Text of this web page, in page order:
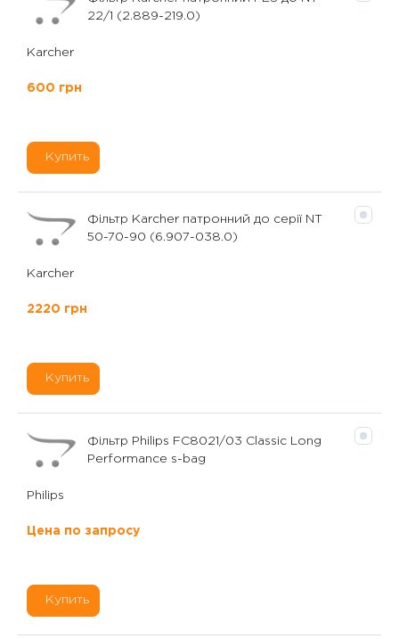
22/1 (2.889-219.0)
Karcher
600 грн
Купить
Фільтр Karcher патронний до серії NT
50-70-90 (6.907-038.0)
Karcher
2220 грн
Купить
Фільтр Philips FC8021/03 Classic Long
Performance s-bag
Philips
Цена по запросу
Купить